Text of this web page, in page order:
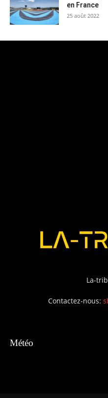
en France
25 août 2022
La-
Contactez-nous:
Météo